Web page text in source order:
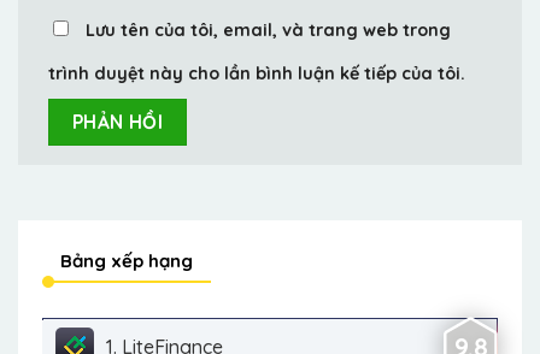
Lưu tên của tôi, email, và trang web trong
trình duyệt này cho lần bình luận kế tiếp của tôi.
Bảng xếp hạng
1. LiteFinance 9.8